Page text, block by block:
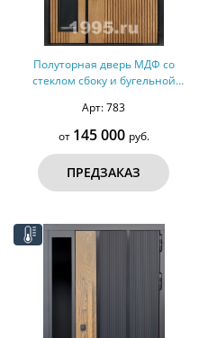
Полуторная дверь МДФ со
стеклом сбоку и бугельной
оцинкованная сталь)
Арт: 783
от 145 000 руб.
ПРЕДЗАКАЗ